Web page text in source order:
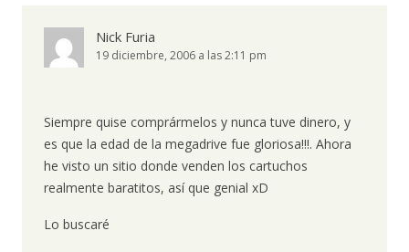
Nick Furia
19 diciembre, 2006 a las 2:11 pm
Siempre quise comprármelos y nunca tuve dinero, y
es que la edad de la megadrive fue gloriosa!!!. Ahora
he visto un sitio donde venden los cartuchos
realmente baratitos, así que genial xD
Lo buscaré